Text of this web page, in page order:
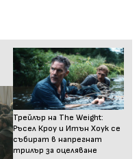
Трейлър на The Weight:
Ръсел Кроу и Итън Хоук се
събират в напрегнат
трилър за оцеляване